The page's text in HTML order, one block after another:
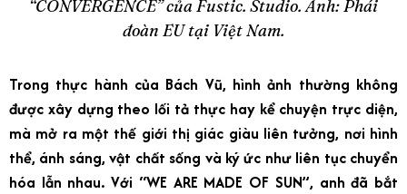
“CONVERGENCE” của Fustic. Studio. Ảnh: Phái
đoàn EU tại Việt Nam.
Trong thực hành của Bách Vũ, hình ảnh thường không
được xây dựng theo lối tả thực hay kể chuyện trực diện,
mà mở ra một thế giới thị giác giàu liên tưởng, nơi hình
thể, ánh sáng, vật chất sống và ký ức như liên tục chuyển
hóa lẫn nhau. Với “WE ARE MADE OF SUN”, anh đã bắt